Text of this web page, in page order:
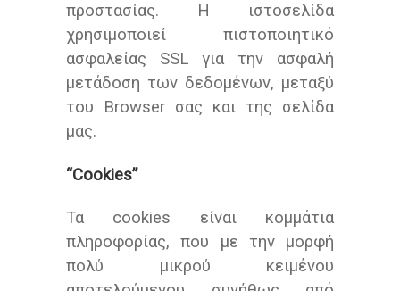
προστασίας. Η ιστοσελίδα
χρησιμοποιεί πιστοποιητικό
ασφαλείας SSL για την ασφαλή
μετάδοση των δεδομένων, μεταξύ
του Browser σας και της σελίδα
μας.
“Cookies”
Τα cookies είναι κομμάτια
πληροφορίας, που με την μορφή
πολύ μικρού κειμένου